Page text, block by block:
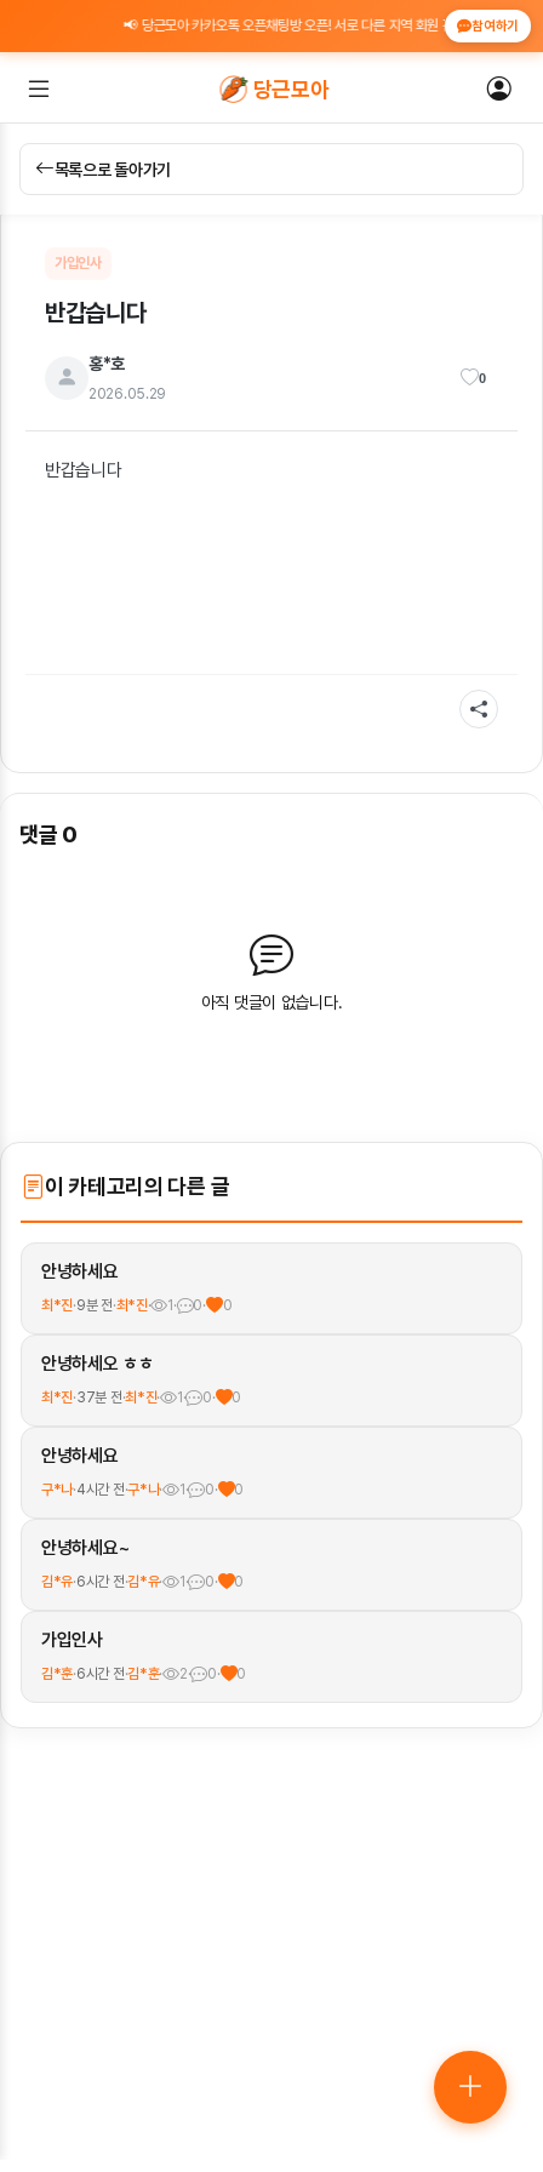
📢 당근모아 카카오톡 오픈채팅방 오픈! 서로 다른 지역 회원 간 위치 인증 도움
참여하기
당근모아
목록으로 돌아가기
가입인사
반갑습니다
홍*호
2026.05.29
0
반갑습니다
댓글 0
아직 댓글이 없습니다.
이 카테고리의 다른 글
안녕하세요
최*진·9분 전·최*진· 1· 0· 0
안녕하세오 ㅎㅎ
최*진·37분 전·최*진· 1· 0· 0
안녕하세요
구*나·4시간 전·구*나· 1· 0· 0
안녕하세요~
김*유·6시간 전·김*유· 1· 0· 0
가입인사
김*훈·6시간 전·김*훈· 2· 0· 0